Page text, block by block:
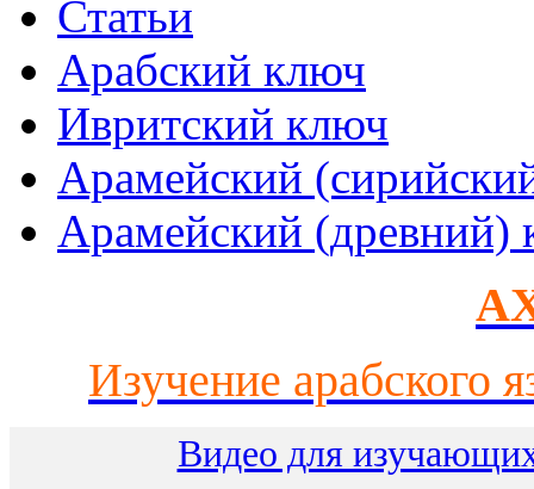
Статьи
Арабский ключ
Ивритский ключ
Арамейский
Арамейский (древний)
Изучение арабского
Видео для